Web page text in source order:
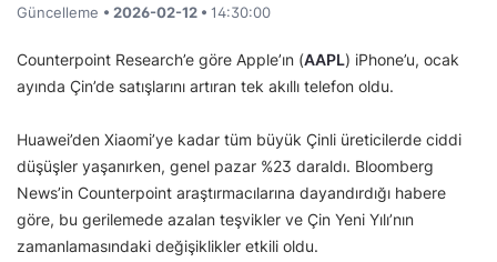
Güncelleme • 2026-02-12 • 14:30:00
Counterpoint Research’e göre Apple’ın (AAPL) iPhone’u, ocak
ayında Çin’de satışlarını artıran tek akıllı telefon oldu.
Huawei’den Xiaomi’ye kadar tüm büyük Çinli üreticilerde ciddi
düşüşler yaşanırken, genel pazar %23 daraldı. Bloomberg
News’in Counterpoint araştırmacılarına dayandırdığı habere
göre, bu gerilemede azalan teşvikler ve Çin Yeni Yılı’nın
zamanlamasındaki değişiklikler etkili oldu.